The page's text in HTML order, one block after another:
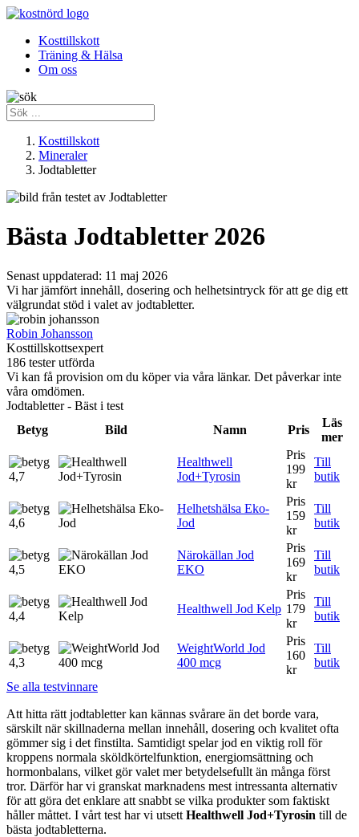
Kosttillskott
Träning & Hälsa
Om oss
Kosttillskott
Mineraler
Jodtabletter
Bästa Jodtabletter 2026
Senast uppdaterad: 11 maj 2026
Vi har jämfört innehåll, dosering och helhetsintryck för att ge dig ett
välgrundat stöd i valet av jodtabletter.
Robin Johansson
Kosttillskottsexpert
186 tester utförda
Vi kan få provision om du köper via våra länkar. Det påverkar inte
våra omdömen.
Jodtabletter - Bäst i test
Betyg
Bild Namn Pris
Läs
mer
4,7
Healthwell
Jod+Tyrosin
Pris
199
kr
Till
butik
4,6
Helhetshälsa Eko-
Jod
Pris
159
kr
Till
butik
4,5
Närokällan Jod
EKO
Pris
169
kr
Till
butik
4,4
Healthwell Jod Kelp
Pris
179
kr
Till
butik
4,3
WeightWorld Jod
400 mcg
Pris
160
kr
Till
butik
Se alla testvinnare
Att hitta rätt jodtabletter kan kännas svårare än det borde vara,
särskilt när skillnaderna mellan innehåll, dosering och kvalitet ofta
gömmer sig i det finstilta. Samtidigt spelar jod en viktig roll för
kroppens normala sköldkörtelfunktion, energiomsättning och
hormonbalans, vilket gör valet mer betydelsefullt än många först
tror. Därför har vi granskat marknadens mest intressanta alternativ
för att göra det enklare att snabbt se vilka produkter som faktiskt
håller måttet. I vårt test har vi utsett Healthwell Jod+Tyrosin till de
bästa jodtabletterna.